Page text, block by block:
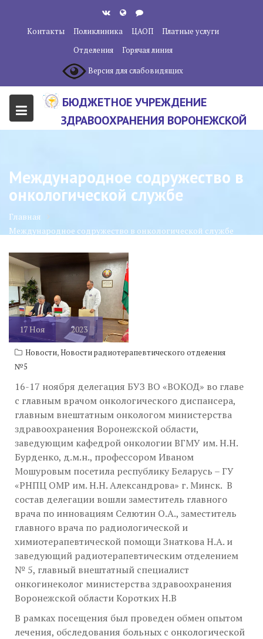
содержанию
Контакты Поликлиника ЦАОП
Платные услуги
Отделения
Горячая линия
Версия для слабовидящих
БЮДЖЕТНОЕ УЧРЕЖДЕНИЕ
ЗДРАВООХРАНЕНИЯ ВОРОНЕЖСКОЙ
КЛИНИЧЕСКИЙ ОНКОЛОГИЧЕСКИЙ
ЦЕНТР"
Международное содружество в
онкологической службе
Главная
Международное содружество в онкологической службе
17Ноя 2023
Новости,Новости радиотерапевтического отделения
№5
16-17 ноября делегация БУЗ ВО «ВОКОД» во главе
с главным врачом онкологического диспансера,
главным внештатным онкологом министерства
здравоохранения Воронежской области,
заведующим кафедрой онкологии ВГМУ им. Н.Н.
Бурденко, д.м.н., профессором Иваном
Мошуровым посетила республику Беларусь – ГУ
«РНПЦ ОМР им. Н.Н. Александрова» г. Минск. В
состав делегации вошли заместитель главного
врача по инновациям Селютин О.А., заместитель
главного врача по радиологической и
химиотерапевтической помощи Знаткова Н.А. и
заведующий радиотерапевтическим отделением
№ 5, главный внештатный специалист
онкогинеколог министерства здравоохранения
Воронежской области Коротких Н.В
В рамках посещения был проведен обмен опытом
лечения, обследования больных с онкологической